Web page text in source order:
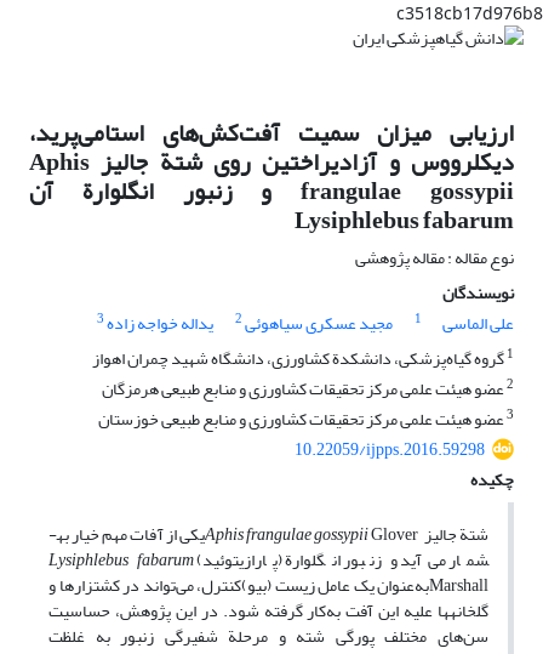
c3518cb17d976b8
ارزیابی میزان سمیت آفت‌کش‌های استامی‌پرید،
دیکلرووس و آزادیراختین روی شتة جالیز Aphis
frangulae gossypii و زنبور انگلوارة آن
Lysiphlebus fabarum
نوع مقاله : مقاله پژوهشی
نویسندگان
علی الماسی
1 مجید عسکری سیاهوئی2 یداله خواجه زاده3
1گروه گیاه‌پزشکی، دانشکدة کشاورزی، دانشگاه شهید چمران اهواز
2عضو هیئت علمی مرکز تحقیقات کشاورزی و منابع طبیعی هرمزگان
3عضو هیئت علمی مرکز تحقیقات کشاورزی و منابع طبیعی خوزستان
10.22059/ijpps.2016.59298
چکیده
شتة جالیز
Aphis frangulae gossypiiGloverیکی از آفات مهم خیار به­
شمار‌ می‌آید و زنبور انگلوارة (پارازیتوئید)Lysiphlebus fabarum
Marshallبه‌عنوان یک عامل زیست (بیو)کنترل، می‌تواند در کشتزارها و
گلخانه­ها علیه این آفت به‌کار گرفته شود. در این پژوهش، حساسیت
سن‌های مختلف پورگی شته و مرحلة شفیرگی زنبور به غلظت